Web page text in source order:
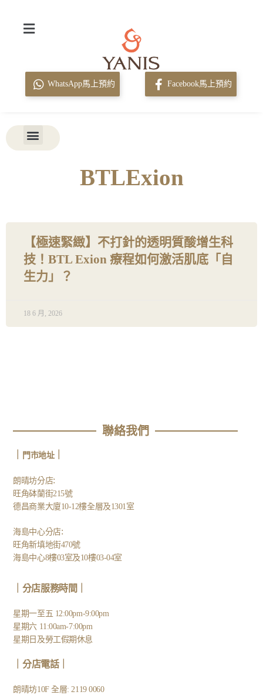
WhatsApp馬上預約 Facebook馬上預約
BTLExion
【極速緊緻】不打針的透明質酸增生科
技！BTL Exion 療程如何激活肌底「自
生力」？
18 6 月, 2026
聯絡我們
門市地址｜
朗晴坊分店:
旺角砵蘭街215號
德昌商業大廈10-12樓全層及1301室
海島中心分店:
旺角新填地街470號
海島中心8樓03室及10樓03-04室
｜分店服務時間｜
星期一至五 12:00pm-9:00pm
星期六 11:00am-7:00pm
星期日及勞工假期休息
分店電話｜
朗晴坊10F 全層: 2119 0060